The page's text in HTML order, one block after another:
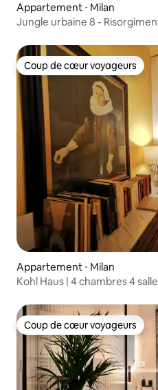
Appartement ⋅ Milan
Jungle urbaine 8 -
Coup de cœur voyageurs
Coup de cœur voyageurs
Appartement ⋅ Milan
Kohl Haus | 4 chambres 4
Coup de cœur voyageurs
Coup de cœur voyageurs